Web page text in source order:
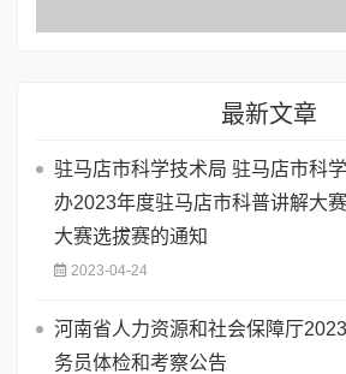
最新文章
驻马店市科学技术局 驻马店市科
办2023年度驻马店市科普讲解大
大赛选拔赛的通知
2023-04-24
河南省人力资源和社会保障厅
务员体检和考察公告